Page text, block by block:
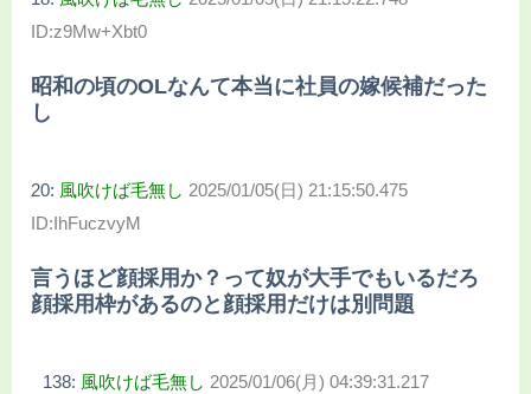
ID:z9Mw+Xbt0
昭和の頃のOLなんて本当に社員の嫁候補だった
し
20: 風吹けば毛無し 2025/01/05(日) 21:15:50.475
ID:IhFuczvyM
言うほど顔採用か？って奴が大手でもいるだろ
顔採用枠があるのと顔採用だけは別問題
138: 風吹けば毛無し 2025/01/06(月) 04:39:31.217